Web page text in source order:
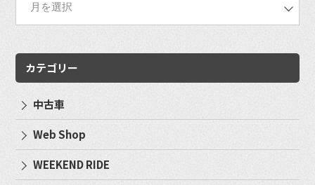
カテゴリー
中古車
Web Shop
WEEKEND RIDE